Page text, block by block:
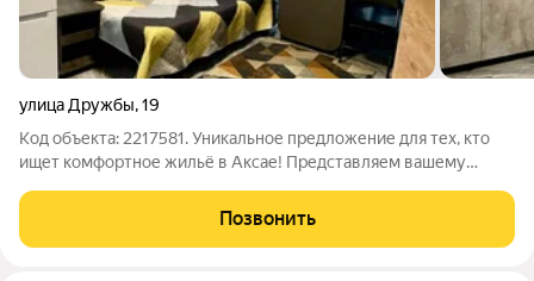
улица Дружбы,19
Код объекта: 2217581. Уникальное предложение для тех, кто
ищет комфортное жильё в Аксае! Представляем вашему
Дружбы, 19. Этот вариант идеально подойдёт для молодых
специалистов или студентов, которые
Позвонить